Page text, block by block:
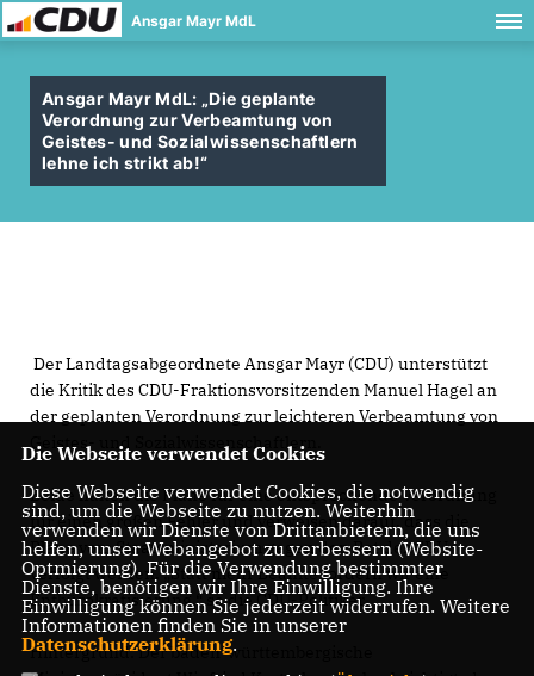
Ansgar Mayr MdL
Ansgar Mayr MdL: „Die geplante
Verordnung zur Verbeamtung von
Geistes- und Sozialwissenschaftlern
lehne ich strikt ab!“
Der Landtagsabgeordnete Ansgar Mayr (CDU) unterstützt
die Kritik des CDU-Fraktionsvorsitzenden Manuel Hagel an
der geplanten Verordnung zur leichteren Verbeamtung von
Geistes- und Sozialwissenschaftlern.
Beide halten die Pläne für eine entsprechende Verordnung
für einen großen Fehler und verweisen darauf, dass die
Pläne vom Staatsministerium gegen den Rat der CDU
verfolgt werden. „Statt mehr Beamte fordern wir eine
Entbürokratisierung,“ so die CDU-Politiker.
Hintergrund: Der baden-württembergische
Die Webseite verwendet Cookies
Diese Webseite verwendet Cookies, die notwendig
sind, um die Webseite zu nutzen. Weiterhin
verwenden wir Dienste von Drittanbietern, die uns
helfen, unser Webangebot zu verbessern (Website-
Optmierung). Für die Verwendung bestimmter
Dienste, benötigen wir Ihre Einwilligung. Ihre
Einwilligung können Sie jederzeit widerrufen. Weitere
Informationen finden Sie in unserer
Datenschutzerklärung.